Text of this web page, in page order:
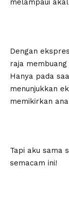
melampaui akal
Dengan
raja
Hanya pada
menunjukkan
memikirkan
Tapi aku sama
semacam ini!